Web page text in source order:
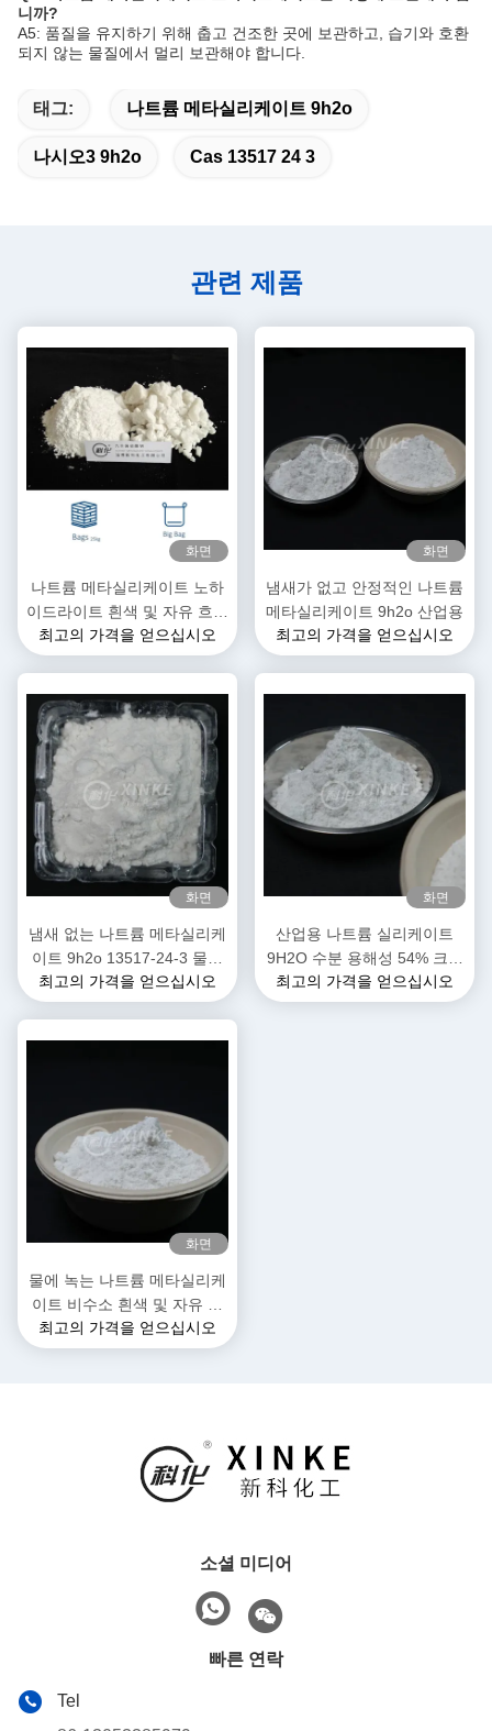
니까?
A5: 품질을 유지하기 위해 춥고 건조한 곳에 보관하고, 습기와 호환
되지 않는 물질에서 멀리 보관해야 합니다.
태그: 나트륨 메타실리케이트 9h2o
나시오3 9h2o Cas 13517 24 3
관련 제품
화면
나트륨 메타실리케이트 노하
이드라이트 흰색 및 자유 흐르
는 곡물 / 파우더 13517-24-3
최고의 가격을 얻으십시오
화면
냄새가 없고 안정적인 나트륨
메타실리케이트 9h2o 산업용
최고의 가격을 얻으십시오
화면
냄새 없는 나트륨 메타실리케
이트 9h2o 13517-24-3 물에
녹는
최고의 가격을 얻으십시오
화면
산업용 나트륨 실리케이트
9H2O 수분 용해성 54% 크리
스탈 물
최고의 가격을 얻으십시오
화면
물에 녹는 나트륨 메타실리케
이트 비수소 흰색 및 자유 흐
르는 곡물 파우더 결정 물
54%
최고의 가격을 얻으십시오
소셜 미디어
빠른 연락
Tel